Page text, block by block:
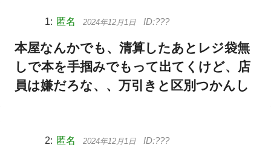
匿名 2024年12月1日
本屋なんかでも、清算したあとレジ袋無
しで本を手掴みでもって出てくけど、店
員は嫌だろな、、万引きと区別つかんし
匿名 2024年12月1日